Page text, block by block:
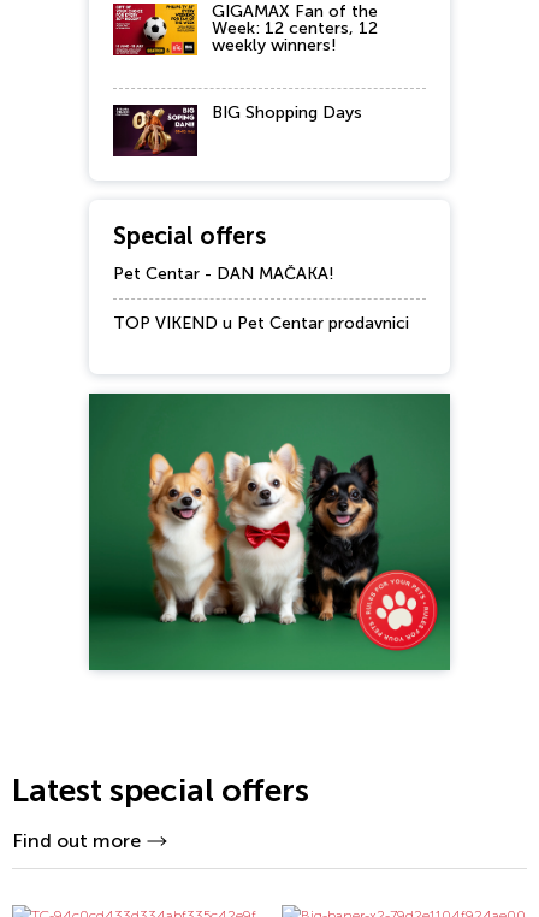
GIGAMAX Fan of the
Week: 12 centers, 12
weekly winners!
BIG Shopping Days
Special offers
Pet Centar - DAN MAČAKA!
TOP VIKEND u Pet Centar prodavnici
Latest special offers
Find out more